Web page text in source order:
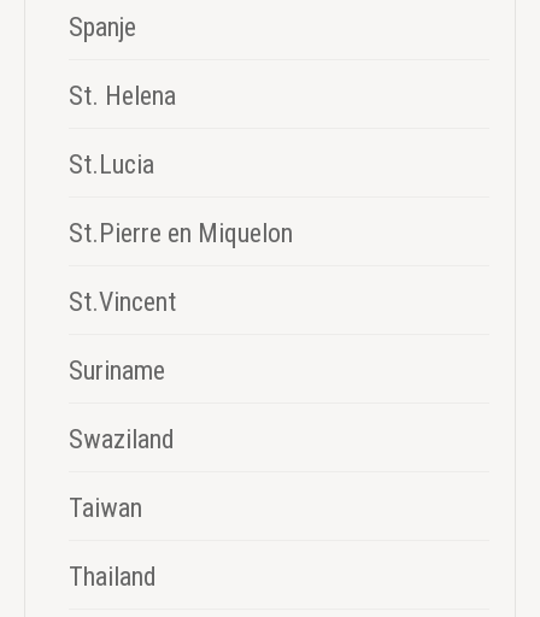
Spanje
St. Helena
St.Lucia
St.Pierre en Miquelon
St.Vincent
Suriname
Swaziland
Taiwan
Thailand